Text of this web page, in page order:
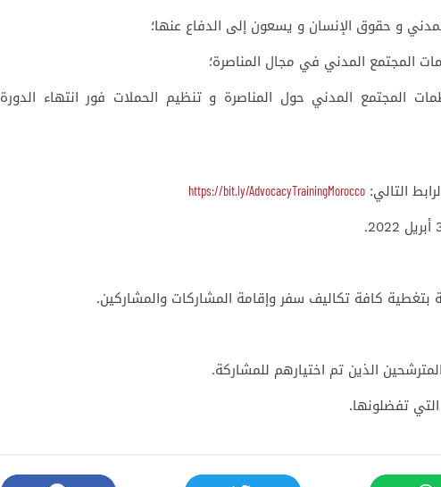
و حقوق الإنسان و يسعون إلى الدفاع عنها؛
المجتمع المدني في مجال المناصرة؛
المجتمع المدني حول المناصرة و تنظيم الحملات فور انتهاء الدورة
التالي: https://bit.ly/AdvocacyTrainingMorocco
كافة تكاليف سفر وإقامة المشاركات والمشاركين.
الذين تم اختيارهم للمشاركة.
تفضلونها.